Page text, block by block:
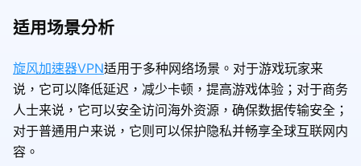
适用场景分析
旋风加速器VPN适用于多种网络场景。对于游戏玩家来
说，它可以降低延迟，减少卡顿，提高游戏体验；对于商务
人士来说，它可以安全访问海外资源，确保数据传输安全；
对于普通用户来说，它则可以保护隐私并畅享全球互联网内
容。